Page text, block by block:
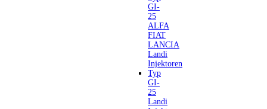
GI-
25
ALFA
FIAT
LANCIA
Landi
Injektoren
Typ
GI-
25
Landi